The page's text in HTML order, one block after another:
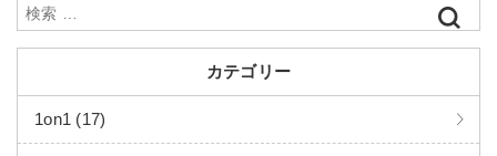
カテゴリー
1on1 (17)